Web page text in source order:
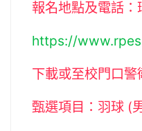
報名地點及電話
https://
下載或至校門口警
甄選項目：羽球 (